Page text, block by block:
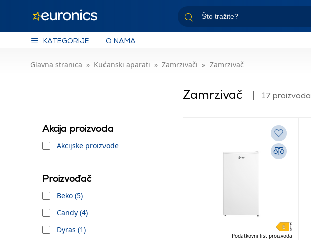
KATEGORIJE O NAMA
Glavna stranica Kućanski aparati Zamrzivači Zamrzivač
Akcija proizvoda
Akcijske proizvode
Proizvođač
Beko (5)
Candy (4)
Dyras (1)
Zamrzivač 17 proizvoda
Podatkovni list proizvoda